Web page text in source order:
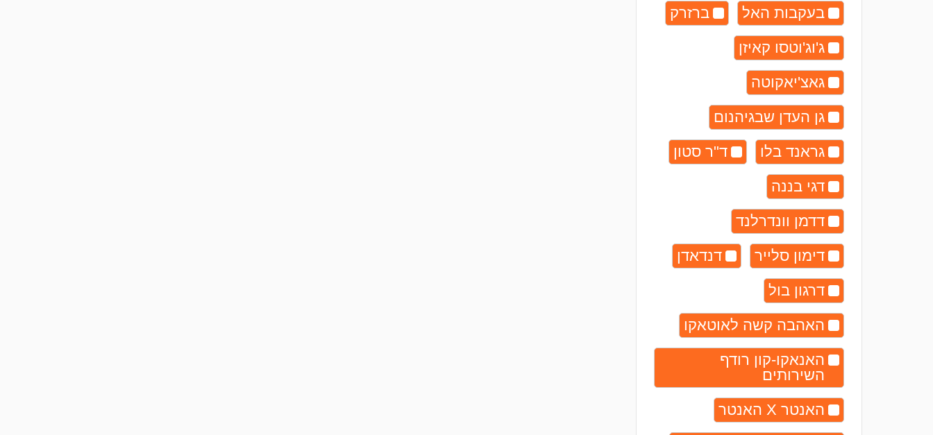
בעקבות האל
ברזרק
ג'וג'וטסו קאיזן
גאצ'יאקוטה
גן העדן שבגיהנום
גראנד בלו
ד"ר סטון
דגי בננה
דדמן וונדרלנד
דימון סלייר
דנדאדן
דרגון בול
האהבה קשה לאוטאקו
האנאקו-קון רודף
השירותים
האנטר X האנטר